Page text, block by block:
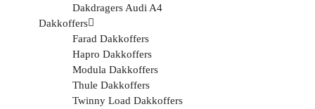
Dakdragers Audi A4
Dakkoffers
Farad Dakkoffers
Hapro Dakkoffers
Modula Dakkoffers
Thule Dakkoffers
Twinny Load Dakkoffers